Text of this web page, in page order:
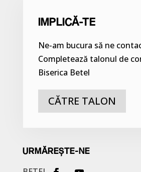
IMPLICĂ-TE
Ne-am bucura să ne
Completează talonul de
Biserica Betel
CĂTRE TALON
URMĂREȘTE-NE